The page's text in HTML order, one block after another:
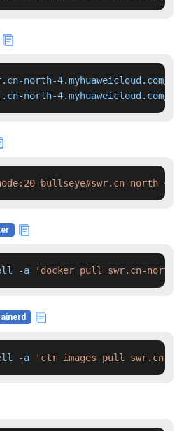
north-4.myhuaweicloud.com/
north-4.myhuaweicloud.com/
bullseye#swr.cn-north-
-a 'docker pull swr.cn-north-
-a 'ctr images pull swr.cn-